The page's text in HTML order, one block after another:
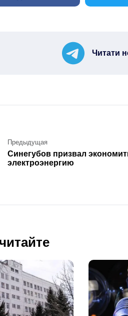
Читати
Предыдущая
Синегубов призвал
электроэнергию